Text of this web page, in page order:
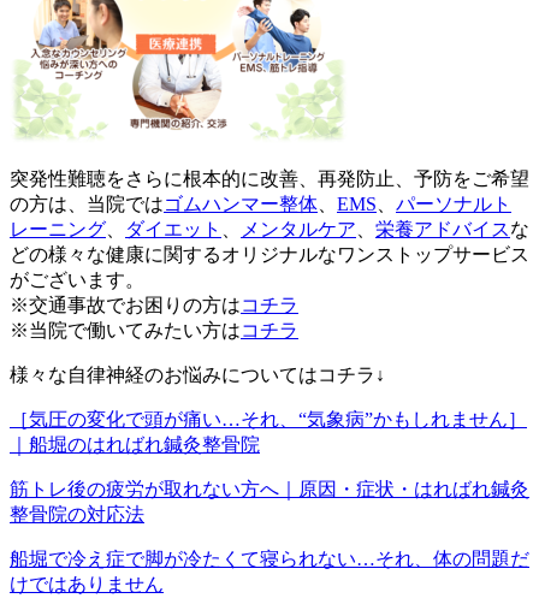
突発性難聴をさらに根本的に改善、再発防止、予防をご希望
の方は、当院ではゴムハンマー整体 EMS
パーソナルト
レーニング
ダイエット メンタルケア 栄養アドバイスな
どの様々な健康に関するオリジナルなワンストップサービス
がございます。
※交通事故でお困りの方はコチラ
※当院で働いてみたい方はコチラ
様々な自律神経のお悩みについてはコチラ↓
［気圧の変化で頭が痛い…それ、“気象病”かもしれません］
｜船堀のはればれ鍼灸整骨院
筋トレ後の疲労が取れない方へ｜原因・症状・はればれ鍼灸
整骨院の対応法
船堀で冷え症で脚が冷たくて寝られない…それ、体の問題だ
けではありません